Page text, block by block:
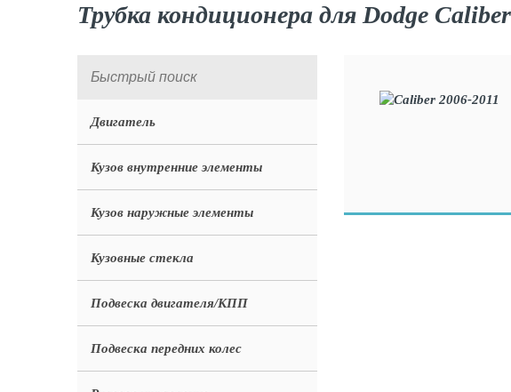
Трубка кондиционера для Dodge
Двигатель
Кузов внутренние элементы
Кузов наружные элементы
Кузовные стекла
Подвеска двигателя/КПП
Подвеска передних колес